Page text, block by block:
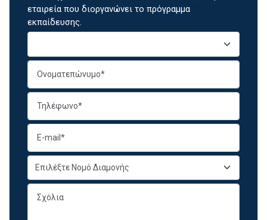
εταιρεία που διοργανώνει το πρόγραμμα
εκπαίδευσης.